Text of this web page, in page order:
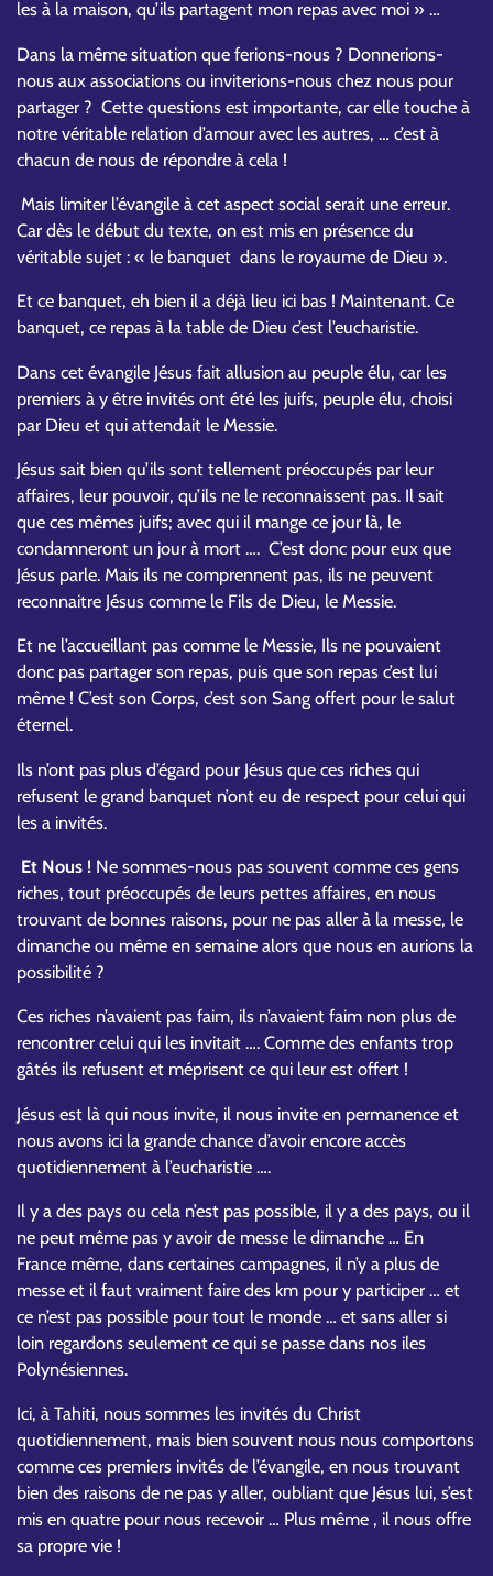
les à la maison, qu’ils partagent mon repas avec moi » …
Dans la même situation que ferions-nous ? Donnerions-
nous aux associations ou inviterions-nous chez nous pour
partager ? Cette questions est importante, car elle touche à
notre véritable relation d’amour avec les autres, … c’est à
chacun de nous de répondre à cela !
Mais limiter l’évangile à cet aspect social serait une erreur.
Car dès le début du texte, on est mis en présence du
véritable sujet : « le banquet dans le royaume de Dieu ».
Et ce banquet, eh bien il a déjà lieu ici bas ! Maintenant. Ce
banquet, ce repas à la table de Dieu c’est l’eucharistie.
Dans cet évangile Jésus fait allusion au peuple élu, car les
premiers à y être invités ont été les juifs, peuple élu, choisi
par Dieu et qui attendait le Messie.
Jésus sait bien qu’ils sont tellement préoccupés par leur
affaires, leur pouvoir, qu’ils ne le reconnaissent pas. Il sait
que ces mêmes juifs; avec qui il mange ce jour là, le
condamneront un jour à mort …. C’est donc pour eux que
Jésus parle. Mais ils ne comprennent pas, ils ne peuvent
reconnaitre Jésus comme le Fils de Dieu, le Messie.
Et ne l’accueillant pas comme le Messie, Ils ne pouvaient
donc pas partager son repas, puis que son repas c’est lui
même ! C’est son Corps, c’est son Sang offert pour le salut
éternel.
Ils n’ont pas plus d’égard pour Jésus que ces riches qui
refusent le grand banquet n’ont eu de respect pour celui qui
les a invités.
Et Nous ! Ne sommes-nous pas souvent comme ces gens
riches, tout préoccupés de leurs pettes affaires, en nous
trouvant de bonnes raisons, pour ne pas aller à la messe, le
dimanche ou même en semaine alors que nous en aurions la
possibilité ?
Ces riches n’avaient pas faim, ils n’avaient faim non plus de
rencontrer celui qui les invitait …. Comme des enfants trop
gâtés ils refusent et méprisent ce qui leur est offert !
Jésus est là qui nous invite, il nous invite en permanence et
nous avons ici la grande chance d’avoir encore accès
quotidiennement à l’eucharistie ….
Il y a des pays ou cela n’est pas possible, il y a des pays, ou il
ne peut même pas y avoir de messe le dimanche … En
France même, dans certaines campagnes, il n’y a plus de
messe et il faut vraiment faire des km pour y participer … et
ce n’est pas possible pour tout le monde … et sans aller si
loin regardons seulement ce qui se passe dans nos iles
Polynésiennes.
Ici, à Tahiti, nous sommes les invités du Christ
quotidiennement, mais bien souvent nous nous comportons
comme ces premiers invités de l’évangile, en nous trouvant
bien des raisons de ne pas y aller, oubliant que Jésus lui, s’est
mis en quatre pour nous recevoir … Plus même , il nous offre
sa propre vie !